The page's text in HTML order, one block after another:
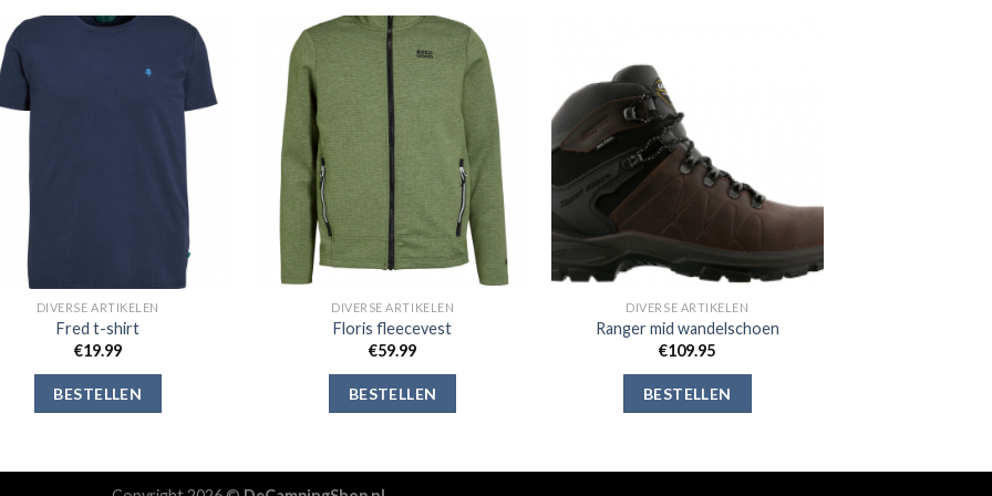
Toevoegen
verlanglijst
DIVERSE ARTIKELEN
Fred t-shirt
€19.99
BESTELLEN
Toevoegen
verlanglijst
DIVERSE ARTIKELEN
Floris fleecevest
€59.99
BESTELLEN
DIVERSE ARTIKELEN
Ranger mid wandelschoen
€109.95
BESTELLEN